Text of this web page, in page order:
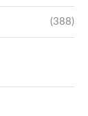
(388)